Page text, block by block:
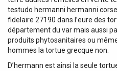
testudo hermanni hermanni
fidelaire 27190 dans l’eure des
département du var mais aussi
produits phytosanitaires ou
hommes la tortue grecque non.
D’hermann est ainsi la seule